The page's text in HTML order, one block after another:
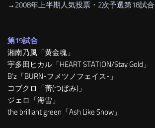
→ 2008年上半期人気投票・2次予選第18試
第19試合
湘南乃風「黄金魂」
宇多田ヒカル「HEART STATION/Stay Gold」
B’z「BURN-フメツノフェイス-」
コブクロ「蕾(つぼみ)」
ジェロ「海雪」
the brilliant green「Ash Like Snow」